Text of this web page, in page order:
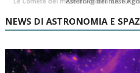
NEWS DI ASTRONOMIA E